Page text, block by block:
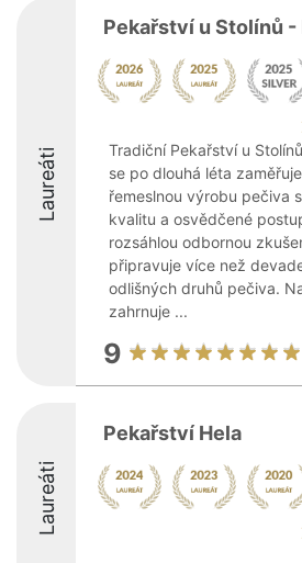
Laureáti
Pekařství u Stolínů -
Tradiční Pekařství u
se po dlouhá léta
řemeslnou výrobu pečiva
kvalitu a osvědčené
rozsáhlou odbornou
připravuje více než
odlišných druhů pečiva.
zahrnuje ...
9
Laureáti
Pekařství Hela